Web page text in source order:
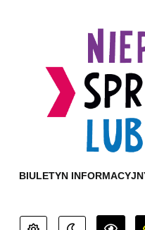
BIULETYN